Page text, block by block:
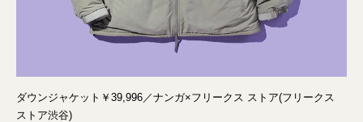
ダウンジャケット￥39,996／ナンガ×フリークス ストア(フリークス
ストア渋谷)